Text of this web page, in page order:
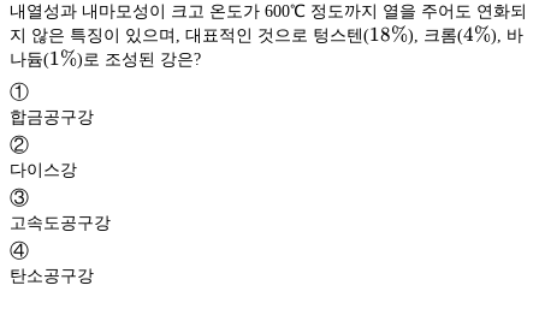
내열성과 내마모성이 크고 온도가 600℃ 정도까지 열을 주어도 연화되
지 않은 특징이 있으며, 대표적인 것으로 텅스텐(18\%
18%), 크롬(4\%
4%), 바
나듐(1\%
1%
①
합금공구강
②
다이스강
③
고속도공구강
④
탄소공구강